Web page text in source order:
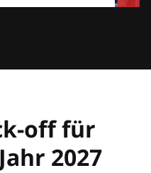
Consent
off für
2027